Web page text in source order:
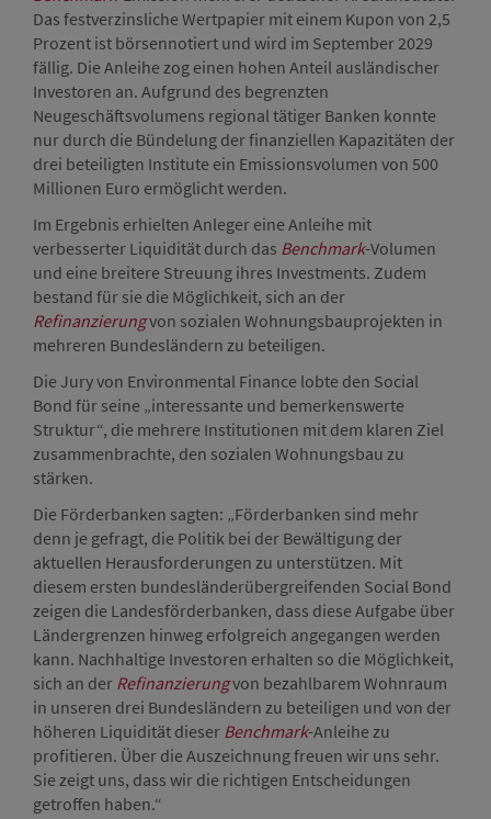
Das festverzinsliche Wertpapier mit einem Kupon von 2,5
Prozent ist börsennotiert und wird im September 2029
fällig. Die Anleihe zog einen hohen Anteil ausländischer
Investoren an. Aufgrund des begrenzten
Neugeschäftsvolumens regional tätiger Banken konnte
nur durch die Bündelung der finanziellen Kapazitäten der
drei beteiligten Institute ein Emissionsvolumen von 500
Millionen Euro ermöglicht werden.
Im Ergebnis erhielten Anleger eine Anleihe mit
verbesserter Liquidität durch das Benchmark-Volumen
und eine breitere Streuung ihres Investments. Zudem
bestand für sie die Möglichkeit, sich an der
Refinanzierungvon sozialen Wohnungsbauprojekten in
mehreren Bundesländern zu beteiligen.
Die Jury von Environmental Finance lobte den Social
Bond für seine „interessante und bemerkenswerte
Struktur“, die mehrere Institutionen mit dem klaren Ziel
zusammenbrachte, den sozialen Wohnungsbau zu
stärken.
Die Förderbanken sagten: „Förderbanken sind mehr
denn je gefragt, die Politik bei der Bewältigung der
aktuellen Herausforderungen zu unterstützen. Mit
diesem ersten bundesländerübergreifenden Social Bond
zeigen die Landesförderbanken, dass diese Aufgabe über
Ländergrenzen hinweg erfolgreich angegangen werden
kann. Nachhaltige Investoren erhalten so die Möglichkeit,
sich an der Refinanzierungvon bezahlbarem Wohnraum
in unseren drei Bundesländern zu beteiligen und von der
höheren Liquidität dieser Benchmark-Anleihe zu
profitieren. Über die Auszeichnung freuen wir uns sehr.
Sie zeigt uns, dass wir die richtigen Entscheidungen
getroffen haben.“